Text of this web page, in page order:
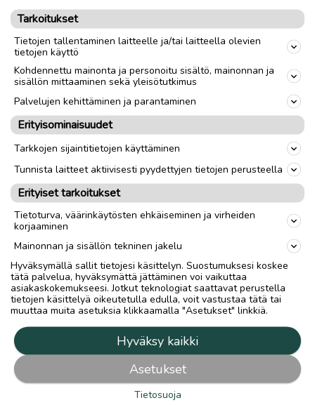
Moottorin koko
1.8l
Vaihteisto
Manuaali
Vetotapa
Etuveto
Ovien lukumäärä
5 ovea
Vetokoukku
On vetokoukku
Tieliikennekelpoisuus
Tieliikennekelpoinen
Rekisterinumero
MXI-280
link
Ilmoittaja:Marko Rantala
Katso ilmoittajan kaikki ilmoitukset(5)
OTA YHTEYTTÄ ILMOITTAJAAN
Tarkoitukset
Tietojen tallentaminen laitteelle ja/tai laitteella olevien
tietojen käyttö
Kohdennettu mainonta ja personoitu sisältö, mainonnan ja
sisällön mittaaminen sekä yleisötutkimus
Palvelujen kehittäminen ja parantaminen
Erityisominaisuudet
Tarkkojen sijaintitietojen käyttäminen
Tunnista laitteet aktiivisesti pyydettyjen tietojen perusteella
Erityiset tarkoitukset
Tietoturva, väärinkäytösten ehkäiseminen ja virheiden
korjaaminen
Mainonnan ja sisällön tekninen jakelu
Hyväksymällä sallit tietojesi käsittelyn. Suostumuksesi koskee
tätä palvelua, hyväksymättä jättäminen voi vaikuttaa
asiakaskokemukseesi. Jotkut teknologiat saattavat perustella
tietojen käsittelyä oikeutetulla edulla, voit vastustaa tätä tai
muuttaa muita asetuksia klikkaamalla "Asetukset" linkkiä.
Hyväksy kaikki
Asetukset
Tietosuoja